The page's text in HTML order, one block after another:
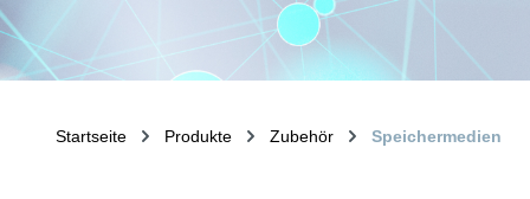
Startseite Produkte Zubehör Speichermedien